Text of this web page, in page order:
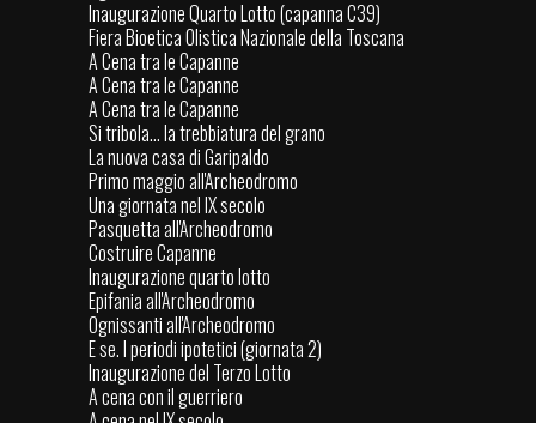
Inaugurazione Quarto Lotto (capanna C39)
Fiera Bioetica Olistica Nazionale della Toscana
A Cena tra le Capanne
A Cena tra le Capanne
A Cena tra le Capanne
Si tribola... la trebbiatura del grano
La nuova casa di Garipaldo
Primo maggio all'Archeodromo
Una giornata nel IX secolo
Pasquetta all'Archeodromo
Costruire Capanne
Inaugurazione quarto lotto
Epifania all'Archeodromo
Ognissanti all'Archeodromo
E se. I periodi ipotetici (giornata 2)
Inaugurazione del Terzo Lotto
A cena con il guerriero